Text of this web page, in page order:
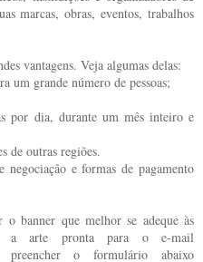
marcas, obras, eventos, trabalhos
vantagens. Veja algumas delas:
um grande número de pessoas;
por dia, durante um mês inteiro e
de outras regiões.
e formas de pagamento
o banner que melhor se adeque às
a arte pronta para o e-mail
o formulário abaixo